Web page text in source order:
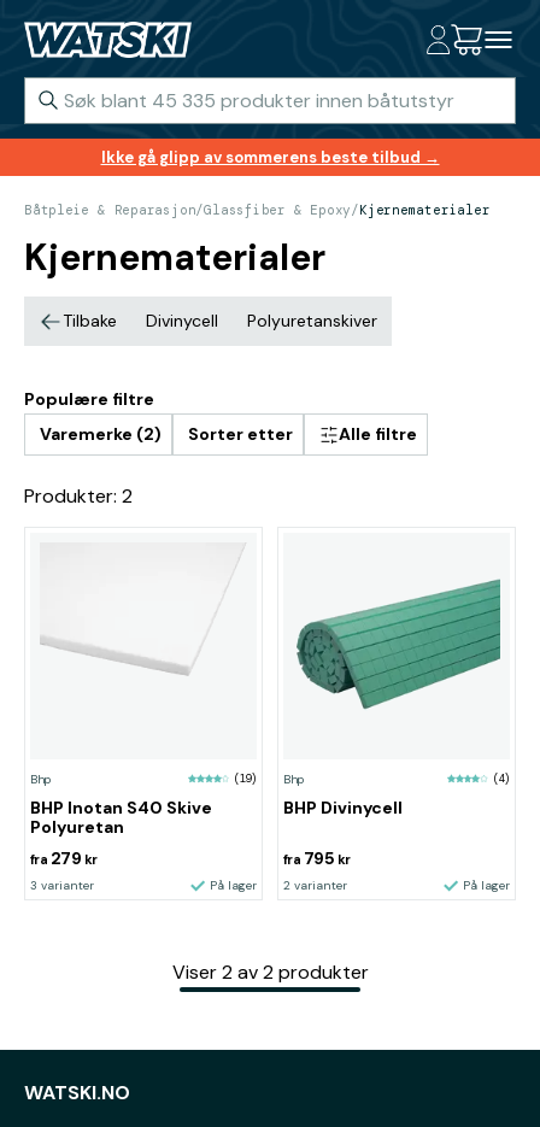
Ikke gå glipp av sommerens beste tilbud →
Båtpleie & Reparasjon/Glassfiber & Epoxy/Kjernematerialer
Kjernematerialer
Tilbake Divinycell Polyuretanskiver
Populære filtre
Varemerke (2)
Sorter etter Alle filtre
Produkter: 2
Bhp (19)
BHP Inotan S40 Skive
Polyuretan
fra 279 kr
3 varianter På lager
Bhp (4)
BHP Divinycell
fra 795 kr
2 varianter På lager
Viser 2 av 2 produkter
WATSKI.NO